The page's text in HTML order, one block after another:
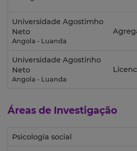
Universidade Agostimho
Neto
Angola - Luanda
Universidade Agostinho
Neto
Angola - Luanda
Áreas de Investigação
Psicologia social